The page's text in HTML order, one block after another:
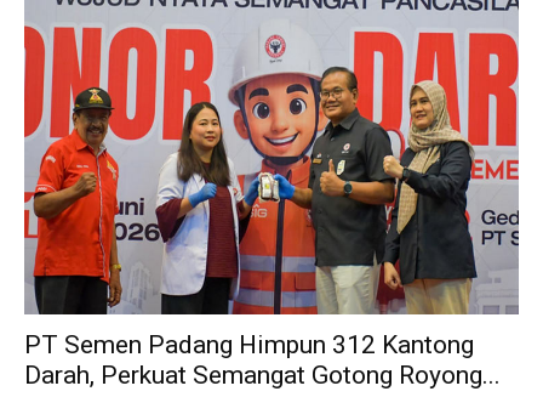
PT Semen Padang Himpun 312 Kantong
Darah, Perkuat Semangat Gotong Royong...